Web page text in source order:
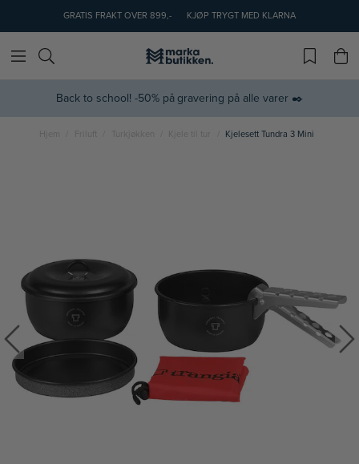
GRATIS FRAKT OVER 899,- KJØP TRYGT MED KLARNA
Back to school! -50% på gravering på alle varer ✒️
Hjem Friluft Turkjøkken Kjele til tur Kjelesett Tundra 3 Mini